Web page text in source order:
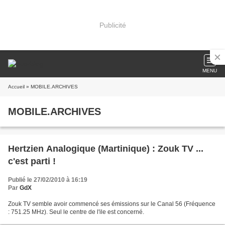
Publicité
MENU
Accueil » MOBILE.ARCHIVES
MOBILE.ARCHIVES
Hertzien Analogique (Martinique) : Zouk TV ...
c'est parti !
Publié le 27/02/2010 à 16:19
Par GdX
Zouk TV semble avoir commencé ses émissions sur le Canal 56 (Fréquence
: 751.25 MHz). Seul le centre de l'ile est concerné.